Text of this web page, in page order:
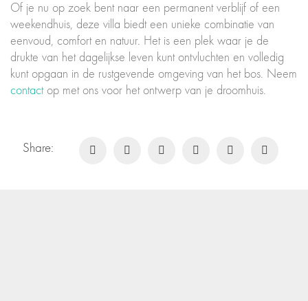
Of je nu op zoek bent naar een permanent verblijf of een
weekendhuis, deze villa biedt een unieke combinatie van
eenvoud, comfort en natuur. Het is een plek waar je de
drukte van het dagelijkse leven kunt ontvluchten en volledig
kunt opgaan in de rustgevende omgeving van het bos. Neem
contactop met ons voor het ontwerp van je droomhuis.
Share: